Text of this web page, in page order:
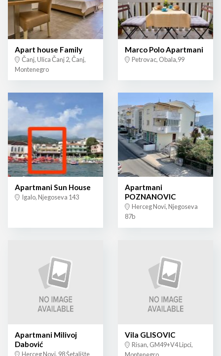
Apart house Family
Čanj, Ulica Čanj 2, Čanj,
Montenegro
Marco Polo Apartmani
Petrovac, Obala,99
Apartmani Sun House
Igalo, Njegoseva 143
Apartmani
POZNANOVIC
Herceg Novi, Njegoseva
87b
Apartmani Milivoj
Dabović
Herceg Novi, 98 Šetalište
Vila GLISOVIC
Risan, GM49+V4 Lipci,